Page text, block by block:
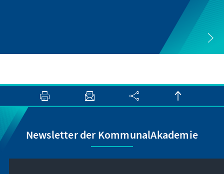
Newsletter der KommunalAkademie